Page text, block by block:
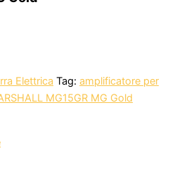
Elettrica Tag: amplificatore per
MG15GR MG Gold